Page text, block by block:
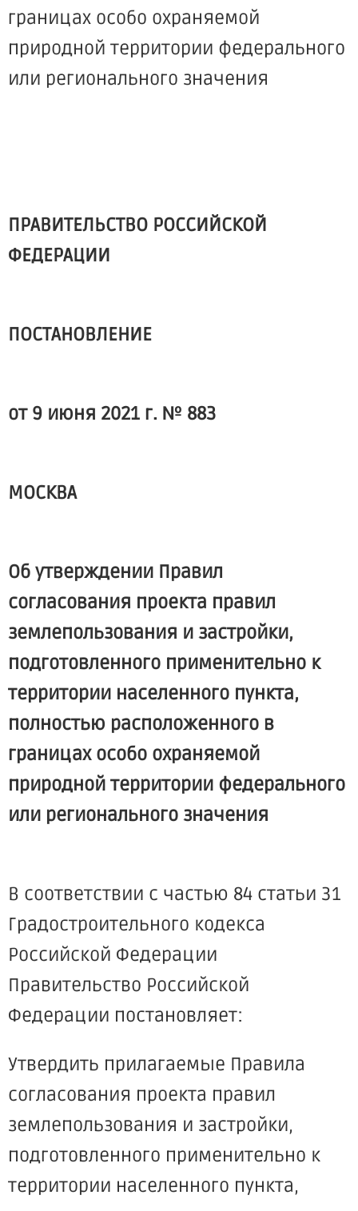
границах особо охраняемой
природной территории федерального
или регионального значения
ПРАВИТЕЛЬСТВО РОССИЙСКОЙ
ФЕДЕРАЦИИ
ПОСТАНОВЛЕНИЕ
от 9 июня 2021 г. № 883
МОСКВА
Об утверждении Правил
согласования проекта правил
землепользования и застройки,
подготовленного применительно к
территории населенного пункта,
полностью расположенного в
границах особо охраняемой
природной территории федерального
или регионального значения
В соответствии с частью 84 статьи 31
Градостроительного кодекса
Российской Федерации
Правительство Российской
Федерации постановляет:
Утвердить прилагаемые Правила
согласования проекта правил
землепользования и застройки,
подготовленного применительно к
территории населенного пункта,